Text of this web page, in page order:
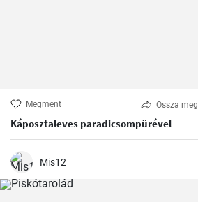
Megment Ossza meg
Káposztaleves paradicsompürével
Mis12